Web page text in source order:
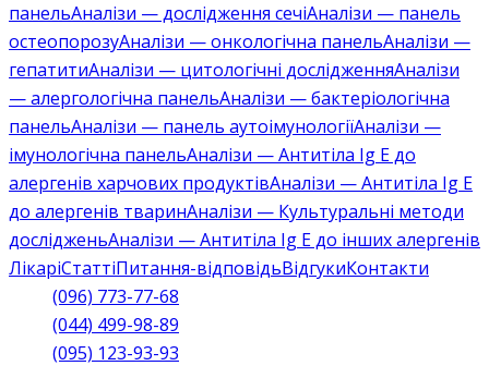
панельАналізи — дослідження сечіАналізи — панель
остеопорозуАналізи — онкологічна панельАналізи —
гепатитиАналізи — цитологічні дослідженняАналізи
— алергологічна панельАналізи — бактеріологічна
панельАналізи — панель аутоімунологіїАналізи —
імунологічна панельАналізи — Антитіла Ig E до
алергенів харчових продуктівАналізи — Антитіла Ig E
до алергенів тваринАналізи — Культуральні методи
дослідженьАналізи — Антитіла Ig E до інших алергенів
ЛікаріСтаттіПитання-відповідьВідгукиКонтакти
(096) 773-77-68
(044) 499-98-89
(095) 123-93-93